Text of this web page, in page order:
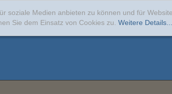
soziale Medien anbieten zu können und für
Sie dem Einsatz von Cookies zu. Weitere Details...